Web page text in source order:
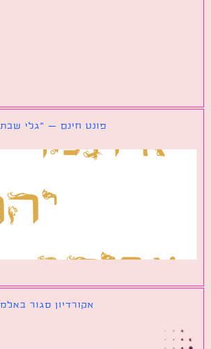
פונט חינם – ״גלי שבת שלום״
אקורדיון סגור באלמנטור